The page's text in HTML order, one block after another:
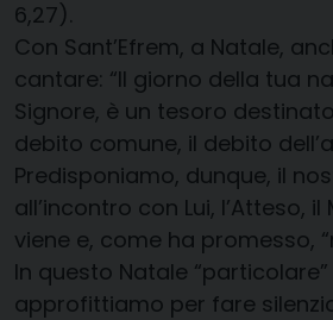
6,27).
Con Sant’Efrem, a Natale,
cantare: “Il giorno della tua
Signore, è un tesoro
debito comune, il debito
Predisponiamo, dunque, il
all’incontro con Lui, l’Atteso, il
viene e, come ha promesso,
In questo Natale “particolare”
approfittiamo per fare